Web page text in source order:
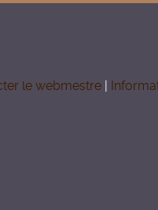
le webmestre